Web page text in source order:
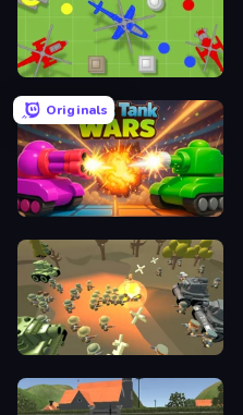
Copter.io
Originals
Tanks Merge
WW1 Battle Simulator